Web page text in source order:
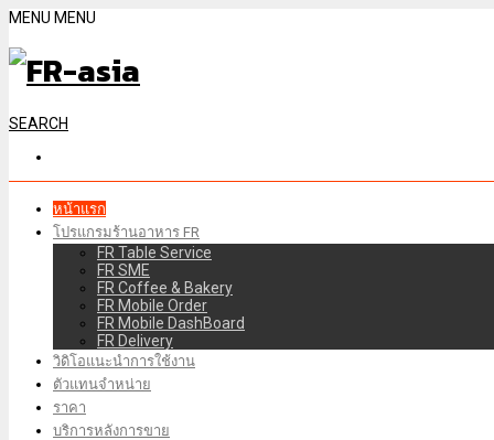
MENU MENU
SEARCH
หน้าแรก
โปรแกรมร้านอาหาร FR
FR Table Service
FR SME
FR Coffee & Bakery
FR Mobile Order
FR Mobile DashBoard
FR Delivery
วิดิโอแนะนำการใช้งาน
ตัวแทนจำหน่าย
ราคา
บริการหลังการขาย